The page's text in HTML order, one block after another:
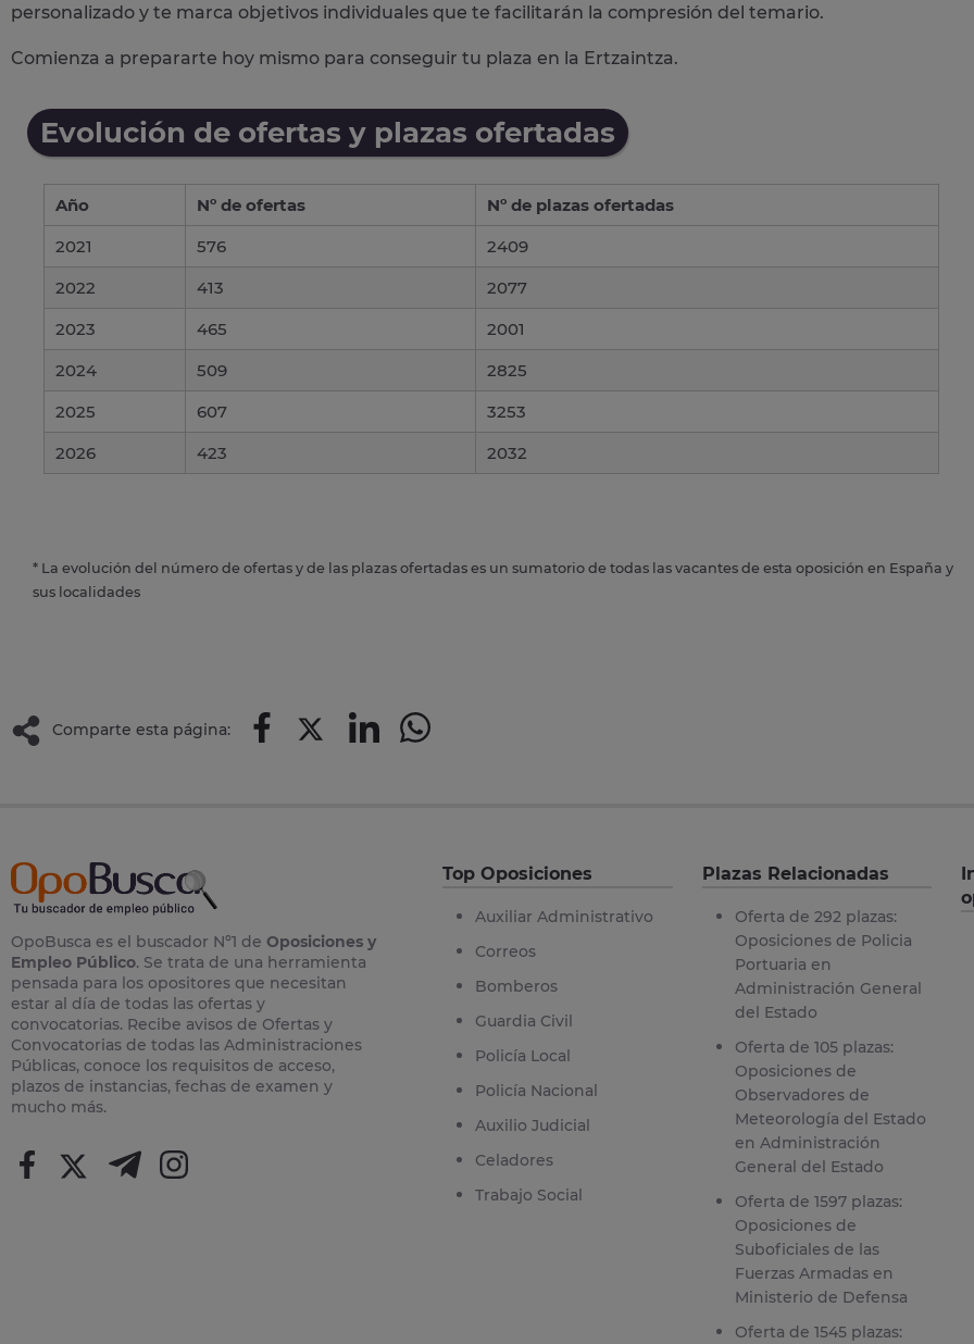
personalizado y te marca objetivos individuales que te facilitarán la compresión del temario.
Comienza a prepararte hoy mismo para conseguir tu plaza en la Ertzaintza.
Evolución de ofertas y plazas ofertadas
Año Nº de ofertas
Nº de plazas ofertadas
2021
576
2409
2022
413
2077
2023
465
2001
2024
509
2825
2025
607
3253
2026
423 2032
* La evolución del número de ofertas y de las plazas ofertadas es un sumatorio de todas las vacantes de esta oposición en España y
sus localidades
Comparte esta página:
OpoBusca es el buscador Nº1 de Oposiciones y
Empleo Público. Se trata de una herramienta
pensada para los opositores que necesitan
estar al día de todas las ofertas y
convocatorias. Recibe avisos de Ofertas y
Convocatorias de todas las Administraciones
Públicas, conoce los requisitos de acceso,
plazos de instancias, fechas de examen y
mucho más.
Top Oposiciones
Auxiliar Administrativo
Correos
Bomberos
Guardia Civil
Policía Local
Policía Nacional
Auxilio Judicial
Celadores
Trabajo Social
Plazas Relacionadas
Oferta de 292 plazas:
Oposiciones de Policia
Portuaria en
Administración General
del Estado
Oferta de 105 plazas:
Oposiciones de
Observadores de
Meteorología del Estado
en Administración
General del Estado
Oferta de 1597 plazas:
Oposiciones de
Suboficiales de las
Fuerzas Armadas en
Ministerio de Defensa
Oferta de 1545 plazas: